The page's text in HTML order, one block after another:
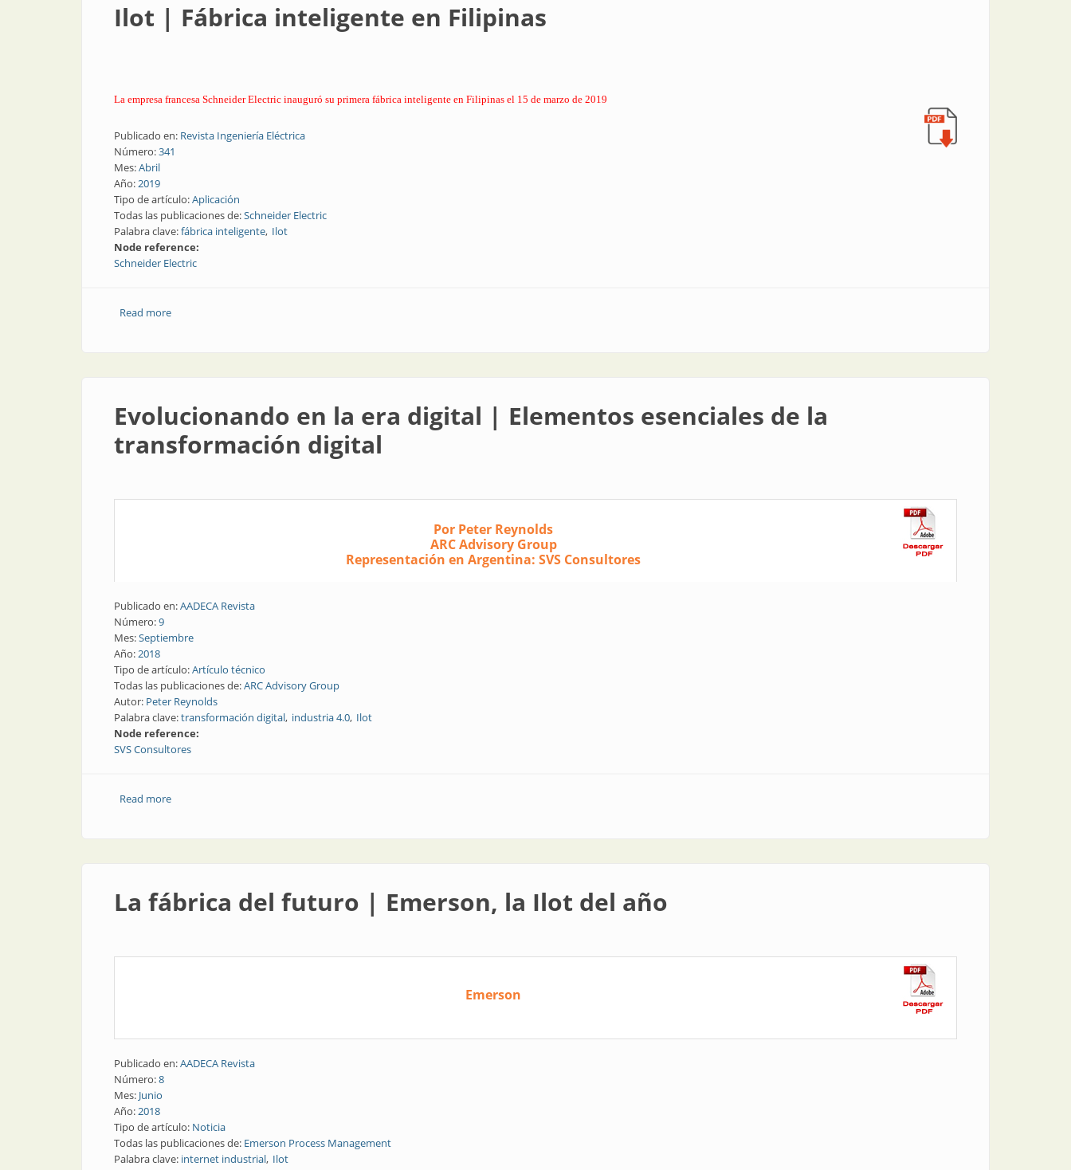
Ilot | Fábrica inteligente en Filipinas
La empresa francesa Schneider Electric inauguró su primera fábrica inteligente en Filipinas el 15 de marzo de 2019
Publicado en: Revista Ingeniería Eléctrica
Número:341
Mes:Abril
Año:2019
Tipo de artículo:Aplicación
Todas las publicaciones de:Schneider Electric
Palabra clave:fábrica inteligente Ilot
Node reference:
Schneider Electric
Read moreabout Ilot | Fábrica inteligente en Filipinas
Evolucionando en la era digital | Elementos esenciales de la
transformación digital
Por Peter Reynolds
ARC Advisory Group
Representación en Argentina: SVS Consultores
Publicado en:AADECA Revista
Número:9
Mes:Septiembre
Año:2018
Tipo de artículo:Artículo técnico
Todas las publicaciones de:ARC Advisory Group
Autor: Peter Reynolds
Palabra clave:transformación digital industria 4.0 Ilot
Node reference:
SVS Consultores
Read moreabout Evolucionando en la era digital | Elementos esenciales de la transformación digital
La fábrica del futuro | Emerson, la Ilot del año
Emerson
Publicado en:AADECA Revista
Número:8
Mes: Junio
Año:2018
Tipo de artículo: Noticia
Todas las publicaciones de: Emerson Process Management
Palabra clave: internet industrial Ilot